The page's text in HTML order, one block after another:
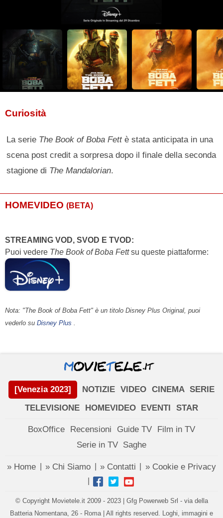
Curiosità
La serie The Book of Boba Fettè stata anticipata in una
scena post credit a sorpresa dopo il finale della seconda
stagione di The Mandalorian.
HOMEVIDEO (BETA)
STREAMING VOD, SVOD E TVOD:
Puoi vedere The Book of Boba Fettsu queste piattaforme:
Nota: "The Book of Boba Fett" è un titolo Disney Plus Original, puoi
vederlo su Disney Plus
[Venezia 2023] NOTIZIE VIDEO CINEMA SERIE
TELEVISIONE
HOMEVIDEO EVENTI STAR
BoxOffice Recensioni Guide TV
Film in TV
Serie in TV Saghe
» Home » Chi Siamo » Contatti » Cookie e Privacy
© Copyright Movietele.it 2009 - 2023 | Gfg Powerweb Srl - via della
Batteria Nomentana, 26 - Roma | All rights reserved. Loghi, immagini e